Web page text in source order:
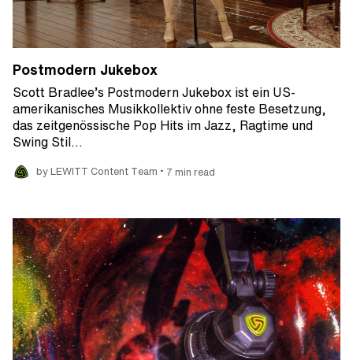
Postmodern Jukebox
Scott Bradlee’s Postmodern Jukebox ist ein US-
amerikanisches Musikkollektiv ohne feste Besetzung,
das zeitgenössische Pop Hits im Jazz, Ragtime und
Swing Stil…
by LEWITT Content Team • 7 min read